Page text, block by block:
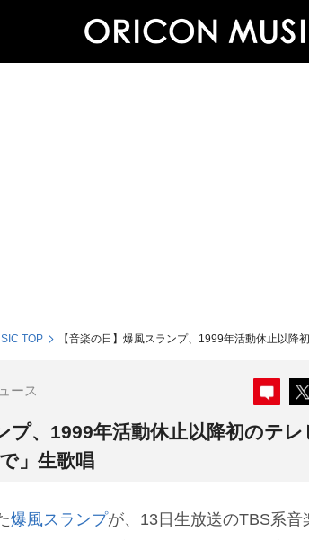
TOP 【音楽の日】爆風スランプ、1999年活動休止以降
ース
プ、1999年活動休止以降初のテレ
」生歌唱
爆風スランプが、13日生放送のTBS系音